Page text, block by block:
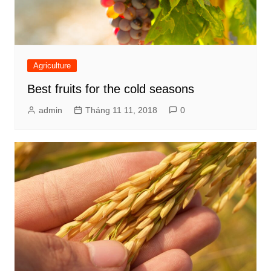
Agriculture
Best fruits for the cold seasons
admin Tháng 11 11, 2018 0